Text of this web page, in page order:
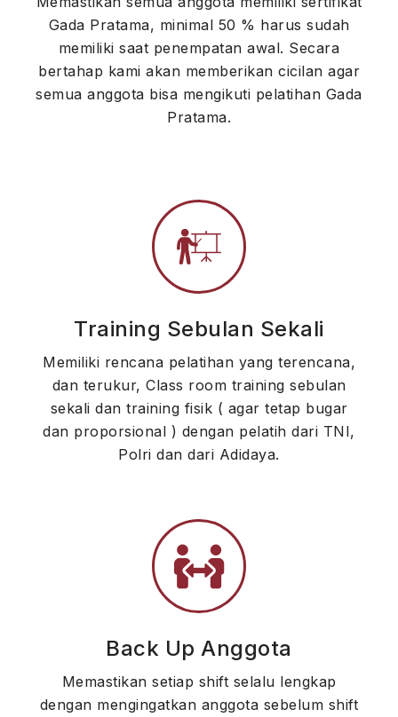
Gada Pratama, minimal 50 % harus sudah
memiliki saat penempatan awal. Secara
bertahap kami akan memberikan cicilan agar
semua anggota bisa mengikuti pelatihan Gada
Pratama.
Training Sebulan Sekali
Memiliki rencana pelatihan yang terencana,
dan terukur, Class room training sebulan
sekali dan training fisik ( agar tetap bugar
dan proporsional ) dengan pelatih dari TNI,
Polri dan dari Adidaya.
Back Up Anggota
Memastikan setiap shift selalu lengkap
dengan mengingatkan anggota sebelum shift